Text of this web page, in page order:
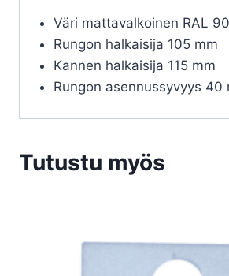
Väri mattavalkoinen RAL
Rungon halkaisija 105 mm
Kannen halkaisija 115 mm
Rungon asennussyvyys 40
Tutustu myös